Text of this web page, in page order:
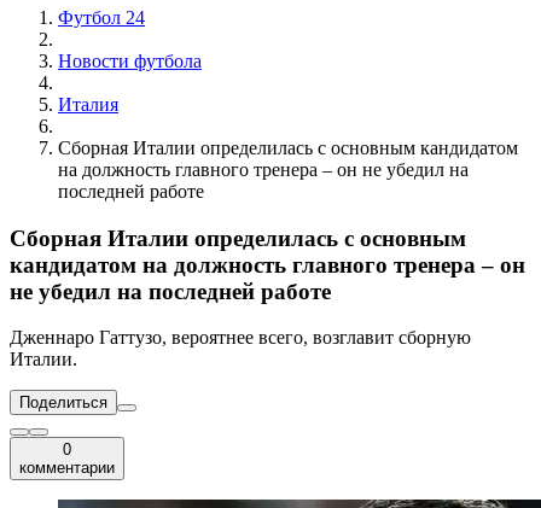
Футбол 24
Новости футбола
Италия
Сборная Италии определилась с основным кандидатом
на должность главного тренера – он не убедил на
последней работе
Сборная Италии определилась с основным
кандидатом на должность главного тренера – он
не убедил на последней работе
Дженнаро Гаттузо, вероятнее всего, возглавит сборную
Италии.
Поделиться
0
комментарии